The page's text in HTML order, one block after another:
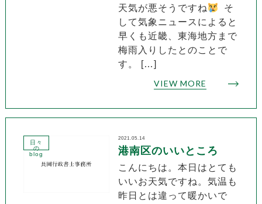
天気が悪そうですね
そ
して気象ニュースによると
早くも近畿、東海地方まで
梅雨入りしたとのことで
す。 […]
VIEW MORE
日々
の
blog
2021.05.14
港南区のいいところ
こんにちは。本日はとても
いいお天気ですね。気温も
昨日とは違って暖かいで